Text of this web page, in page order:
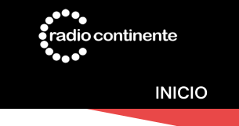
INICIO